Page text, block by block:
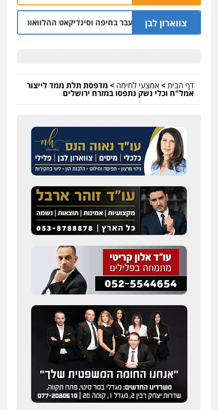
צווארון לבן
יו"ר ש"ס לשעבר בחיפה וסינדיקאט ההלוואות של משפחת
דף הבית>אמצעי לחימה > מדפסת תלת ממד לייצור
אמל"ח וכלי נשק נתפסו במזרח ירושלים